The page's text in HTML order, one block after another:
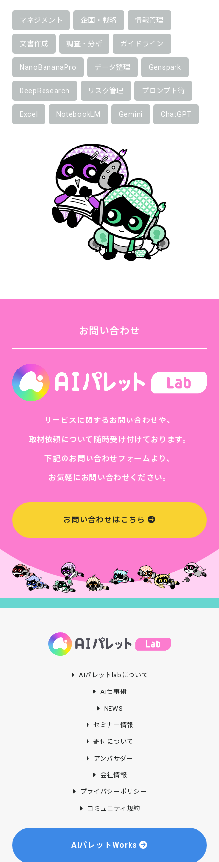
マネジメント 企画・戦略 情報管理
文書作成 調査・分析 ガイドライン
NanoBananaPro データ整理 Genspark
DeepResearch リスク管理 プロンプト術
Excel NotebookLM Gemini ChatGPT
お問い合わせ
サービスに関するお問い合わせや、
取材依頼について随時受け付けております。
下記のお問い合わせフォームより、
お気軽にお問い合わせください。
お問い合わせはこちら
AIパレットlabについて
AI仕事術
NEWS
セミナー情報
寄付について
アンバサダー
会社情報
プライバシーポリシー
コミュニティ規約
AIパレットWorks